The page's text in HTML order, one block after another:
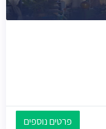
פרטים נוספים